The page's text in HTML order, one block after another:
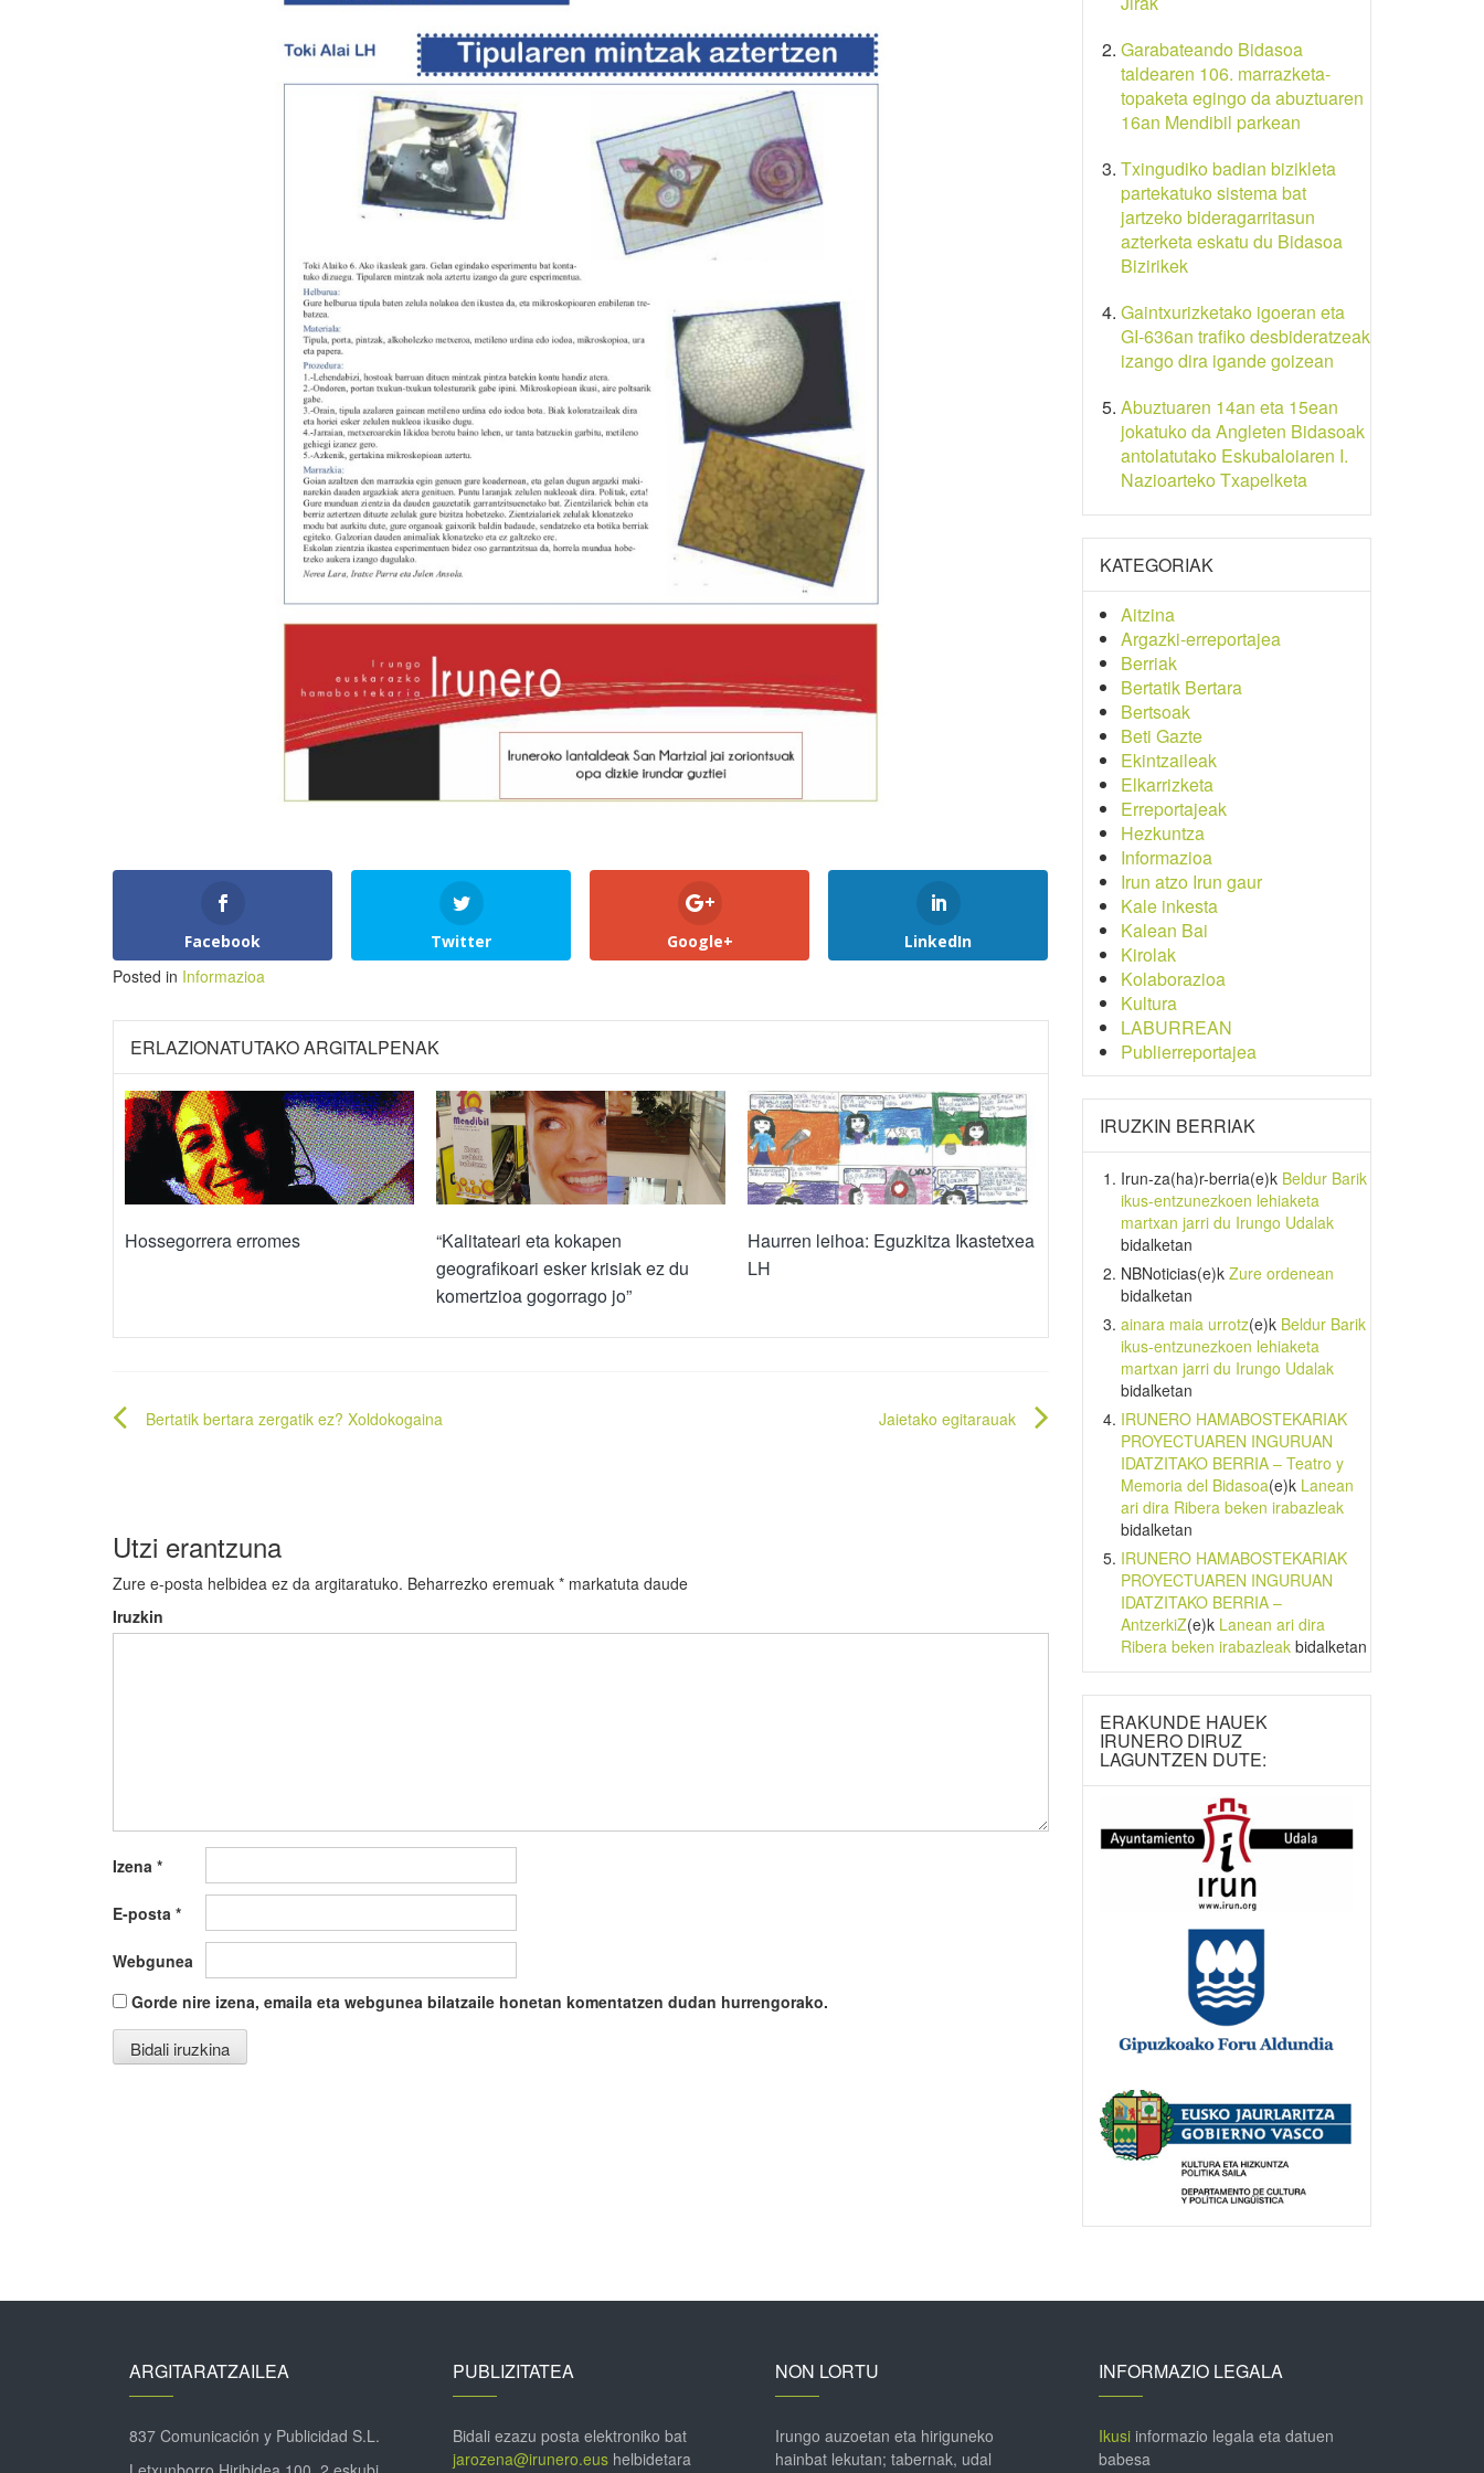
Facebook Twitter Google+ LinkedIn
Posted in Informazioa
ERLAZIONATUTAKO ARGITALPENAK
Hossegorrera erromes
“Kalitateari eta kokapen
geografikoari esker krisiak ez du
komertzioa gogorrago jo”
Haurren leihoa: Eguzkitza Ikastetxea
LH
Bidalketetan
Bertatik bertara zergatik ez? Xoldokogaina Jaietako egitarauak
Utzi erantzuna
Zure e-posta helbidea ez da argitaratuko. Beharrezko eremuak * markatuta daude
Iruzkin
Izena *
E-posta *
Webgunea
Gorde nire izena, emaila eta webgunea bilatzaile honetan komentatzen dudan hurrengorako.
Garabateando Bidasoa
taldearen 106. marrazketa-
topaketa egingo da abuztuaren
16an Mendibil parkean
Txingudiko badian bizikleta
partekatuko sistema bat
jartzeko bideragarritasun
azterketa eskatu du Bidasoa
Bizirikek
Gaintxurizketako igoeran eta
GI-636an trafiko desbideratzeak
izango dira igande goizean
Abuztuaren 14an eta 15ean
jokatuko da Angleten Bidasoak
antolatutako Eskubaloiaren I.
Nazioarteko Txapelketa
KATEGORIAK
Aitzina
Argazki-erreportajea
Berriak
Bertatik Bertara
Bertsoak
Beti Gazte
Ekintzaileak
Elkarrizketa
Erreportajeak
Hezkuntza
Informazioa
Irun atzo Irun gaur
Kale inkesta
Kalean Bai
Kirolak
Kolaborazioa
Kultura
LABURREAN
Publierreportajea
IRUZKIN BERRIAK
Irun-za(ha)r-berria(e)k Beldur Barik
ikus-entzunezkoen lehiaketa
martxan jarri du Irungo Udalak
bidalketan
NBNoticias(e)k Zure ordenean
bidalketan
ainara maia urrotz(e)k Beldur Barik
ikus-entzunezkoen lehiaketa
martxan jarri du Irungo Udalak
bidalketan
IRUNERO HAMABOSTEKARIAK
PROYECTUAREN INGURUAN
IDATZITAKO BERRIA – Teatro y
Memoria del Bidasoa(e)k Lanean
ari dira Ribera beken irabazleak
bidalketan
IRUNERO HAMABOSTEKARIAK
PROYECTUAREN INGURUAN
IDATZITAKO BERRIA –
AntzerkiZ(e)k Lanean ari dira
Ribera beken irabazleakbidalketan
ERAKUNDE HAUEK
IRUNERO DIRUZ
LAGUNTZEN DUTE:
ARGITARATZAILEA
837 Comunicación y Publicidad S.L.
PUBLIZITATEA
Bidali ezazu posta elektroniko bat
jarozena@irunero.eushelbidetara
NON LORTU
Irungo auzoetan eta hiriguneko
hainbat lekutan; tabernak, udal
INFORMAZIO LEGALA
Ikusiinformazio legala eta datuen
babesa